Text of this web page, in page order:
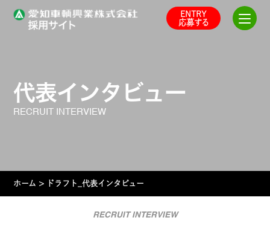
ENTRY
応募する
代表インタビュー
RECRUIT INTERVIEW
ホーム > ドラフト_代表インタビュー
RECRUIT INTERVIEW